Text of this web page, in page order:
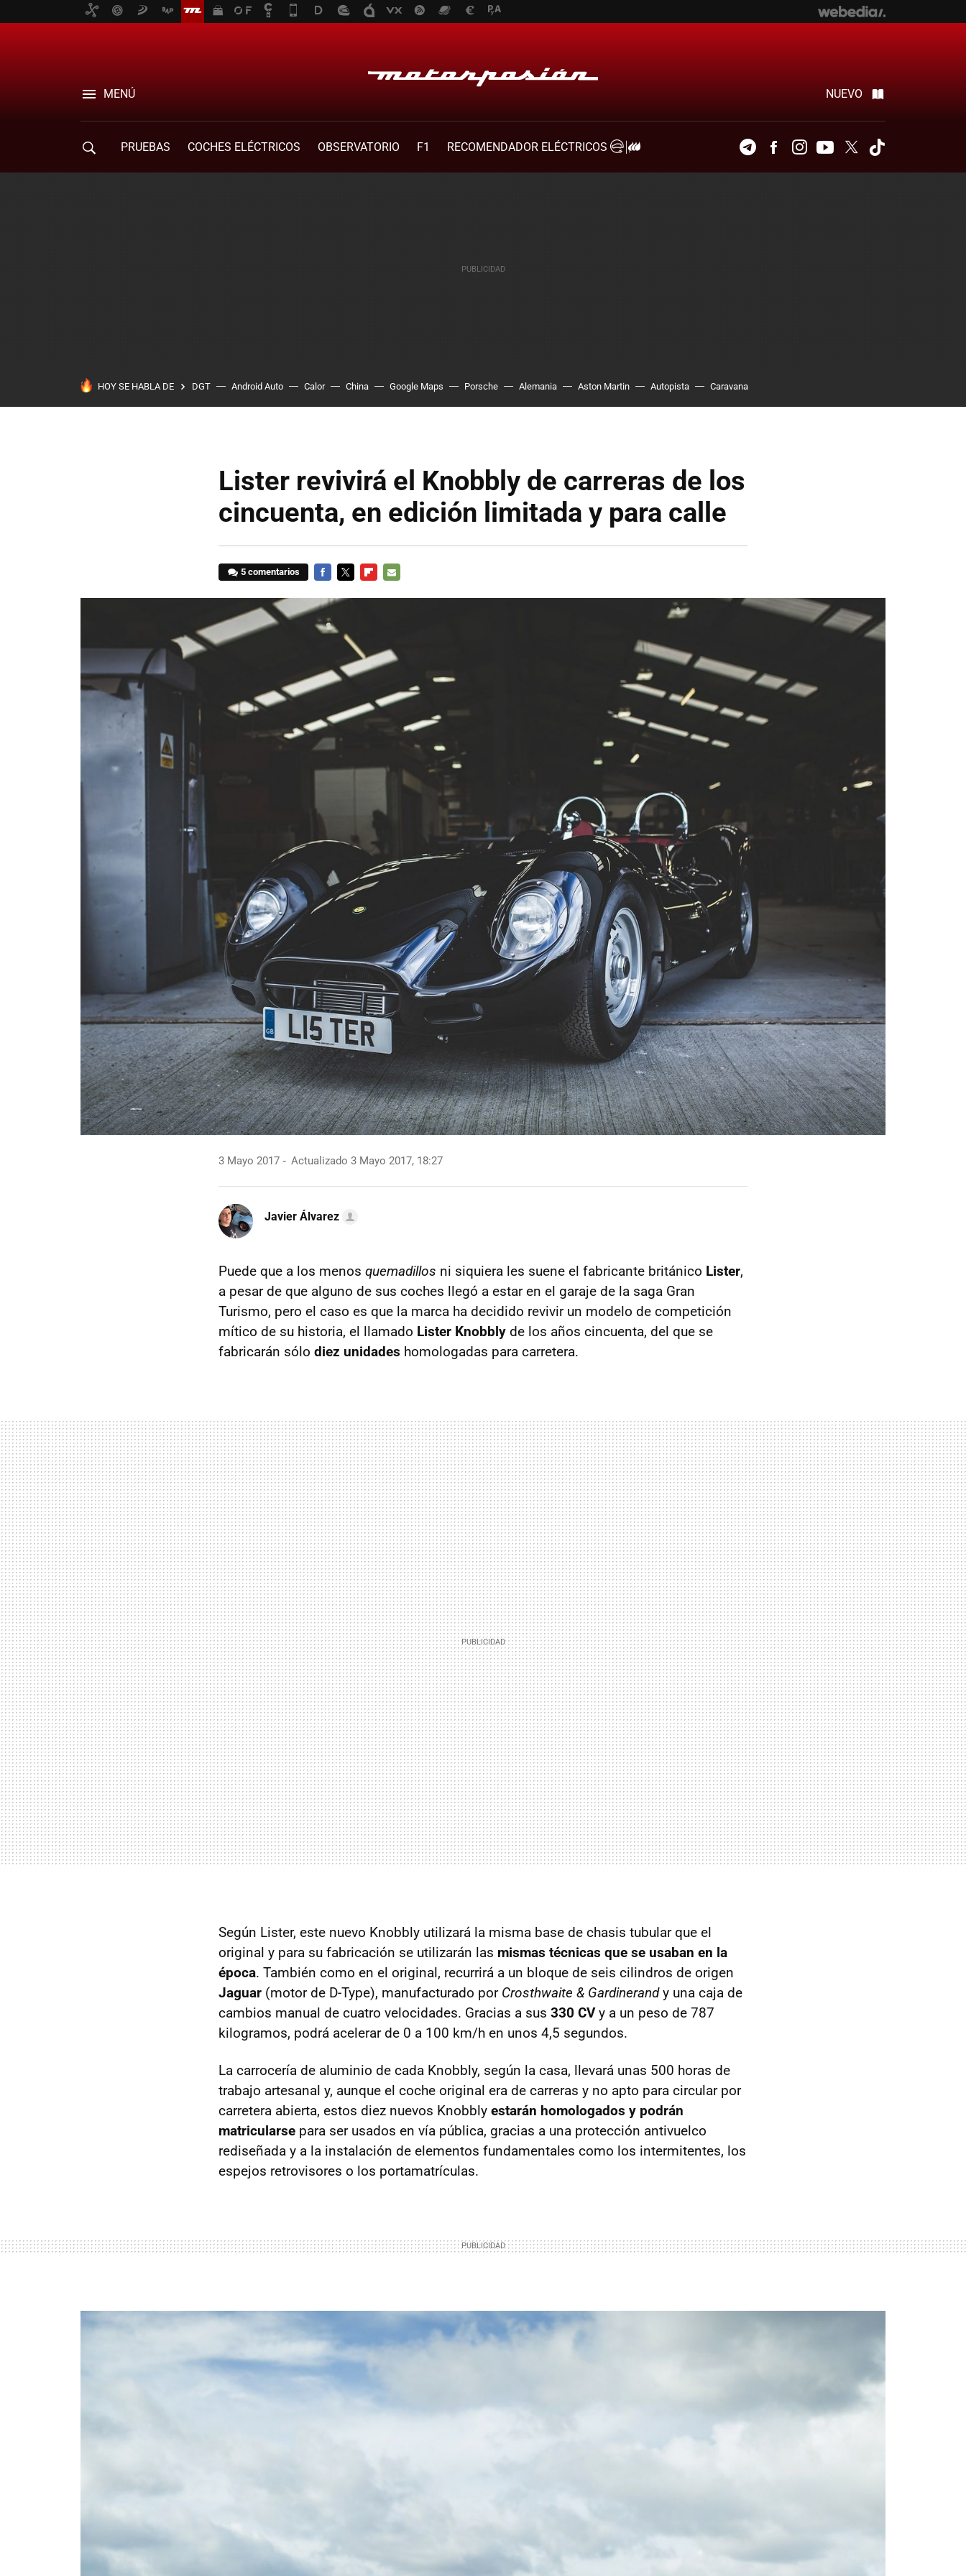
MENÚ NUEVO
PRUEBAS COCHES ELÉCTRICOS OBSERVATORIO F1
RECOMENDADOR ELÉCTRICOS
TelegramFacebookInstagramYoutubeTwitter
HOY SE HABLA DE DGT Android Auto Calor China Google Maps Porsche Alemania Aston Martin Autopista Caravana
Lister revivirá el Knobbly de carreras de los
cincuenta, en edición limitada y para calle
5 comentarios
3 Mayo 2017 Actualizado 3 Mayo 2017, 18:27
Javier Álvarez
Puede que a los menos quemadillos ni siquiera les suene el fabricante británico Lister,
a pesar de que alguno de sus coches llegó a estar en el garaje de la saga Gran
Turismo, pero el caso es que la marca ha decidido revivir un modelo de competición
mítico de su historia, el llamado Lister Knobbly de los años cincuenta, del que se
fabricarán sólo diez unidades homologadas para carretera.
Según Lister, este nuevo Knobbly utilizará la misma base de chasis tubular que el
original y para su fabricación se utilizarán las mismas técnicas que se usaban en la
época. También como en el original, recurrirá a un bloque de seis cilindros de origen
Jaguar (motor de D-Type), manufacturado por Crosthwaite & Gardinerandy una caja de
cambios manual de cuatro velocidades. Gracias a sus 330 CVy a un peso de 787
kilogramos, podrá acelerar de 0 a 100 km/h en unos 4,5 segundos.
La carrocería de aluminio de cada Knobbly, según la casa, llevará unas 500 horas de
trabajo artesanal y, aunque el coche original era de carreras y no apto para circular por
carretera abierta, estos diez nuevos Knobbly estarán homologados y podrán
matricularse para ser usados en vía pública, gracias a una protección antivuelco
rediseñada y a la instalación de elementos fundamentales como los intermitentes, los
espejos retrovisores o los portamatrículas.